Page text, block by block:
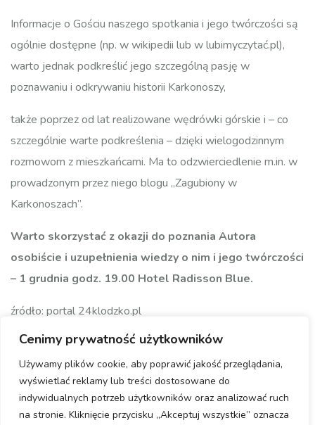
Cenimy prywatność użytkowników
Używamy plików cookie, aby poprawić jakość przeglądania,
wyświetlać reklamy lub treści dostosowane do
indywidualnych potrzeb użytkowników oraz analizować ruch
na stronie. Kliknięcie przycisku „Akceptuj wszystkie” oznacza
Informacje o Gościu naszego spotkania i jego twórczości są
ogólnie dostępne (np. w wikipedii lub w lubimyczytać.pl),
warto jednak podkreślić jego szczególną pasję w
poznawaniu i odkrywaniu historii Karkonoszy,
także poprzez od lat realizowane wędrówki górskie i – co
szczególnie warte podkreślenia – dzięki wielogodzinnym
rozmowom z mieszkańcami. Ma to odzwierciedlenie m.in. w
prowadzonym przez niego blogu „Zagubiony w
Karkonoszach”.
Warto skorzystać z okazji do poznania Autora
osobiście i uzupełnienia wiedzy o nim i jego twórczości
– 1 grudnia godz. 19.00 Hotel Radisson Blue.
źródło: portal 24klodzko.pl